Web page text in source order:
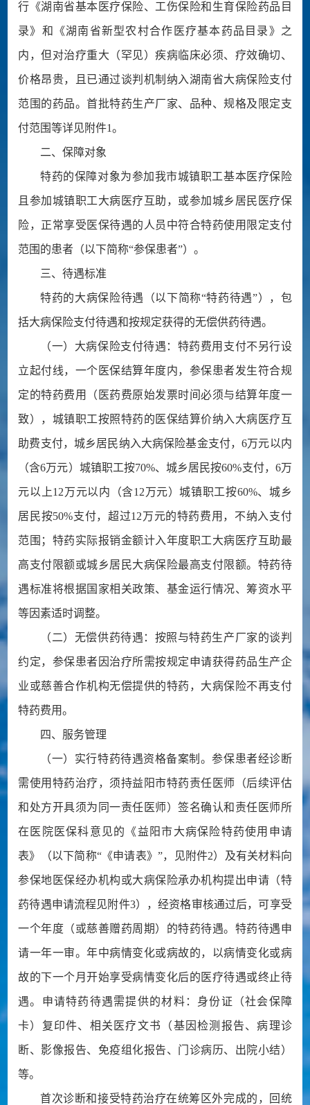
行《湖南省基本医疗保险、工伤保险和生育保险药品目
录》和《湖南省新型农村合作医疗基本药品目录》之
内，但对治疗重大（罕见）疾病临床必须、疗效确切、
价格昂贵，且已通过谈判机制纳入湖南省大病保险支付
范围的药品。首批特药生产厂家、品种、规格及限定支
付范围等详见附件1。
二、保障对象
特药的保障对象为参加我市城镇职工基本医疗保险
且参加城镇职工大病医疗互助，或参加城乡居民医疗保
险，正常享受医保待遇的人员中符合特药使用限定支付
范围的患者（以下简称“参保患者”）。
三、待遇标准
特药的大病保险待遇（以下简称“特药待遇”），包
括大病保险支付待遇和按规定获得的无偿供药待遇。
（一）大病保险支付待遇：特药费用支付不另行设
立起付线，一个医保结算年度内，参保患者发生符合规
定的特药费用（医药费原始发票时间必须与结算年度一
致），城镇职工按照特药的医保结算价纳入大病医疗互
助费支付，城乡居民纳入大病保险基金支付，6万元以内
（含6万元）城镇职工按70%、城乡居民按60%支付，6万
元以上12万元以内（含12万元）城镇职工按60%、城乡
居民按50%支付，超过12万元的特药费用，不纳入支付
范围；特药实际报销金额计入年度职工大病医疗互助最
高支付限额或城乡居民大病保险最高支付限额。特药待
遇标准将根据国家相关政策、基金运行情况、筹资水平
等因素适时调整。
（二）无偿供药待遇：按照与特药生产厂家的谈判
约定，参保患者因治疗所需按规定申请获得药品生产企
业或慈善合作机构无偿提供的特药，大病保险不再支付
特药费用。
四、服务管理
（一）实行特药待遇资格备案制。参保患者经诊断
需使用特药治疗，须持益阳市特药责任医师（后续评估
和处方开具须为同一责任医师）签名确认和责任医师所
在医院医保科意见的《益阳市大病保险特药使用申请
表》（以下简称“《申请表》”，见附件2）及有关材料向
参保地医保经办机构或大病保险承办机构提出申请（特
药待遇申请流程见附件3），经资格审核通过后，可享受
一个年度（或慈善赠药周期）的特药待遇。特药待遇申
请一年一审。年中病情变化或病故的，以病情变化或病
故的下一个月开始享受病情变化后的医疗待遇或终止待
遇。申请特药待遇需提供的材料：身份证（社会保障
卡）复印件、相关医疗文书（基因检测报告、病理诊
断、影像报告、免疫组化报告、门诊病历、出院小结）
等。
首次诊断和接受特药治疗在统筹区外完成的，回统